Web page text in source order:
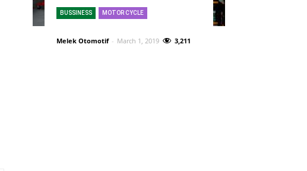
BUSSINESS MOTOR CYCLE
Melek Otomotif - March 1, 2019 3,211